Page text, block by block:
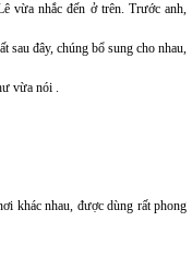
vừa nhắc đến ở trên. Trước anh,
sau đây, chúng bổ sung cho nhau,
vừa nói .
khác nhau, được dùng rất phong